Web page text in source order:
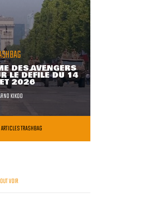
DES AVENGERS
LE DÉFILÉ DU 14
2026
KIKOO
TRASHBAG
VOIR